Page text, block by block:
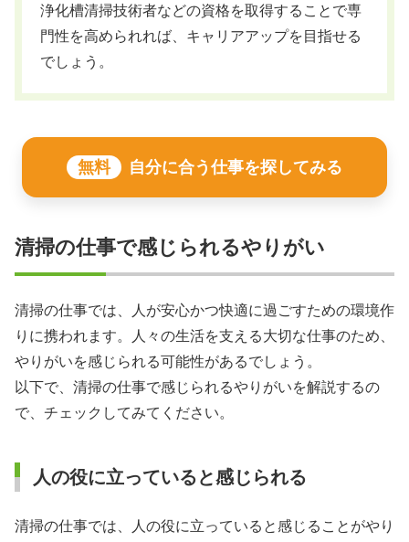
浄化槽清掃技術者などの資格を取得することで専
門性を高められれば、キャリアアップを目指せる
でしょう。
無料 自分に合う仕事を探してみる
清掃の仕事で感じられるやりがい
清掃の仕事では、人が安心かつ快適に過ごすための環境作
りに携われます。人々の生活を支える大切な仕事のため、
やりがいを感じられる可能性があるでしょう。
以下で、清掃の仕事で感じられるやりがいを解説するの
で、チェックしてみてください。
人の役に立っていると感じられる
清掃の仕事では、人の役に立っていると感じることがやり